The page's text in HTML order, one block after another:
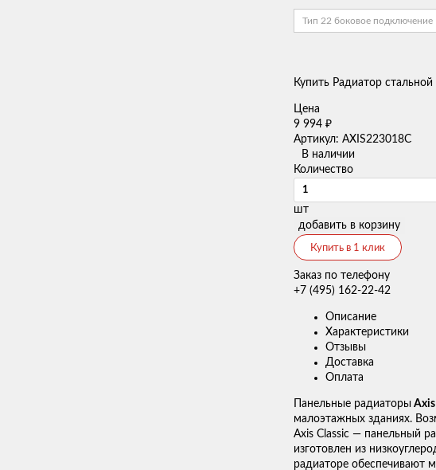
Тип 22 боковое подключение
Купить Радиатор
Цена
9 994 ₽
Артикул: AXIS223018C
В наличии
Количество
шт
добавить в корзину
Купить в 1 клик
Заказ по телефону
+7 (495) 162-22-42
Описание
Характеристики
Отзывы
Доставка
Оплата
Панельные радиаторы
малоэтажных зданиях.
Axis Classic — панельный
изготовлен из
радиаторе обеспечивают